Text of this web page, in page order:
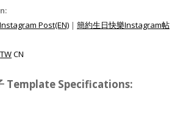
Post(EN) | 簡約生日快樂Instagram帖
TWCN
Template Specifications: